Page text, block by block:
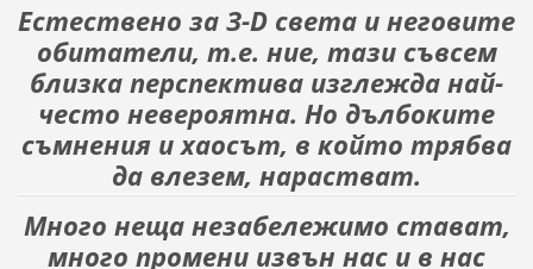
Естествено за З-D света и неговите
обитатели, т.е. ние, тази съвсем
близка перспектива изглежда най-
често невероятна. Но дълбоките
съмнения и хаосът, в който трябва
да влезем, нарастват.
Много неща незабележимо стават,
много промени извън нас и в нас